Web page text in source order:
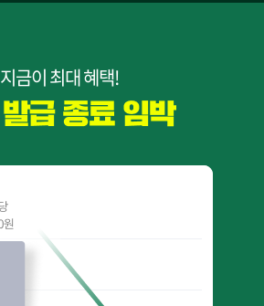
지금이 최대 혜택!